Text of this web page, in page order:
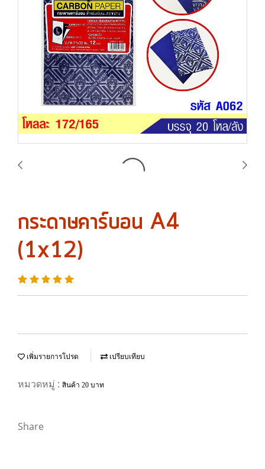
กระดาษคาร์บอน A4
(1x12)
เพิ่มรายการโปรด เปรียบเทียบ
หมวดหมู่ : สินค้า 20 บาท
Share